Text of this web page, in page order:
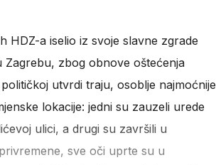
HDZ-a iselio iz svoje slavne zgrade
Zagrebu, zbog obnove oštećenja
utvrdi traju, osoblje najmoćnije
lokacije: jedni su zauzeli urede
ulici, a drugi su završili u
sve oči uprte su u